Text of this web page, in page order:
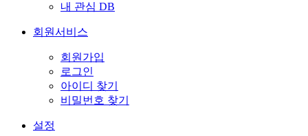
내 관심 DB
회원서비스
회원가입
로그인
아이디 찾기
비밀번호 찾기
설정